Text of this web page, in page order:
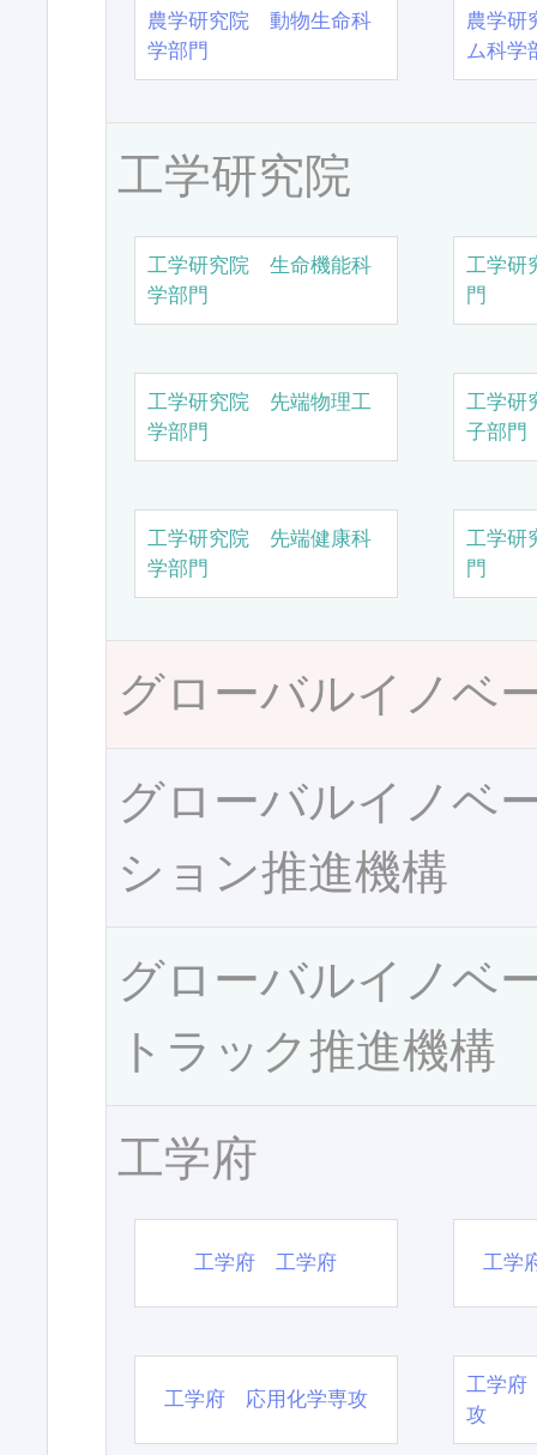
農学研究院 動物生命科
学部門
農学
ム科学
工学研究院
工学研究院 生命機能科
学部門
工学研
門
工学研究院 先端物理工
学部門
工学研
子部門
工学研究院 先端健康科
学部門
工学研
門
グローバルイノベ
グローバルイノベ
ション推進機構
グローバルイノベ
トラック推進機構
工学府
工学府 工学府 工学
工学府 応用化学専攻
工学府
攻